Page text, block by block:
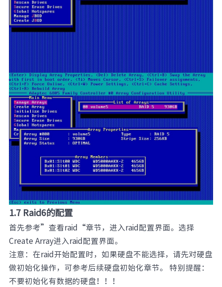
1.7 Raid6的配置
首先参考”查看raid“章节，进入raid配置界面。选择
Create Array进入raid配置界面。
注意：在raid开始配置时，如果硬盘不能选择，请先对硬盘
做初始化操作，可参考后续硬盘初始化章节。 特别提醒：
不要初始化有数据的硬盘！！！